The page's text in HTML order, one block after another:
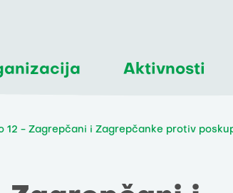
Aktivnosti
12 - Zagrepčani i Zagrepčanke protiv